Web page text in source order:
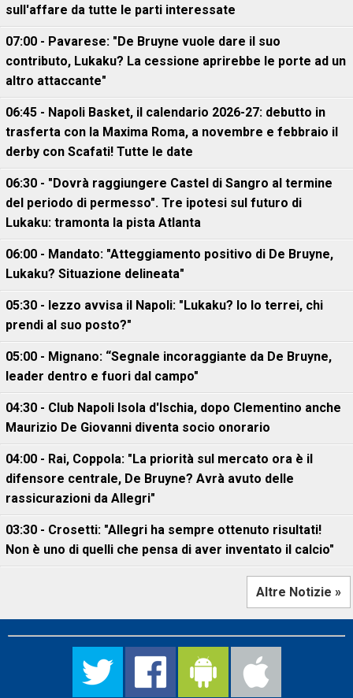
sull'affare da tutte le parti interessate
07:00 - Pavarese: "De Bruyne vuole dare il suo
contributo, Lukaku? La cessione aprirebbe le porte ad un
altro attaccante"
06:45 - Napoli Basket, il calendario 2026-27: debutto in
trasferta con la Maxima Roma, a novembre e febbraio il
derby con Scafati! Tutte le date
06:30 - "Dovrà raggiungere Castel di Sangro al termine
del periodo di permesso". Tre ipotesi sul futuro di
Lukaku: tramonta la pista Atlanta
06:00 - Mandato: "Atteggiamento positivo di De Bruyne,
Lukaku? Situazione delineata"
05:30 - Iezzo avvisa il Napoli: "Lukaku? Io lo terrei, chi
prendi al suo posto?"
05:00 - Mignano: “Segnale incoraggiante da De Bruyne,
leader dentro e fuori dal campo"
04:30 - Club Napoli Isola d'Ischia, dopo Clementino anche
Maurizio De Giovanni diventa socio onorario
04:00 - Rai, Coppola: "La priorità sul mercato ora è il
difensore centrale, De Bruyne? Avrà avuto delle
rassicurazioni da Allegri"
03:30 - Crosetti: "Allegri ha sempre ottenuto risultati!
Non è uno di quelli che pensa di aver inventato il calcio"
Altre Notizie »